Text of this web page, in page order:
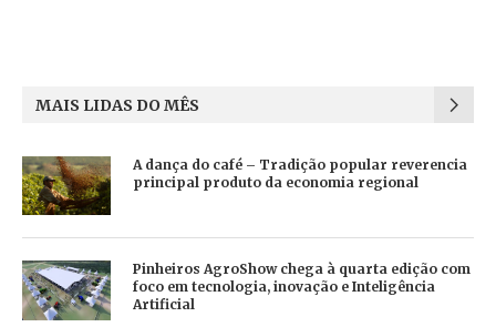
MAIS LIDAS DO MÊS
A dança do café – Tradição popular reverencia
principal produto da economia regional
Pinheiros AgroShow chega à quarta edição com
foco em tecnologia, inovação e Inteligência
Artificial